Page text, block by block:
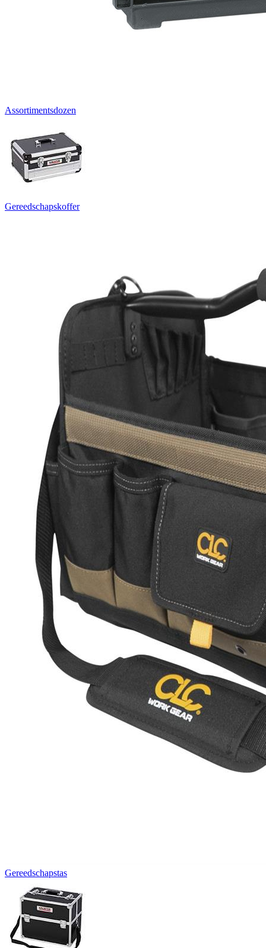
Assortimentsdozen
Gereedschapskoffer
Gereedschapstas